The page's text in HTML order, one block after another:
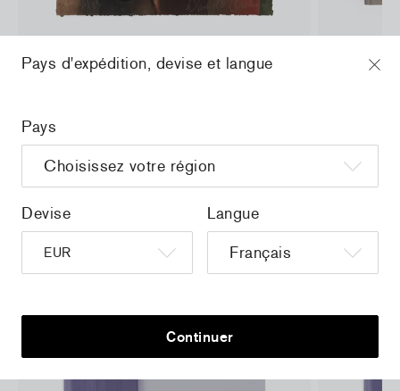
Danielle Orchard - Smoky Beach II
Danielle
EN SAVOIR PLUS
Pays d'expédition, devise et langue
Pays
Devise Langue
Continuer